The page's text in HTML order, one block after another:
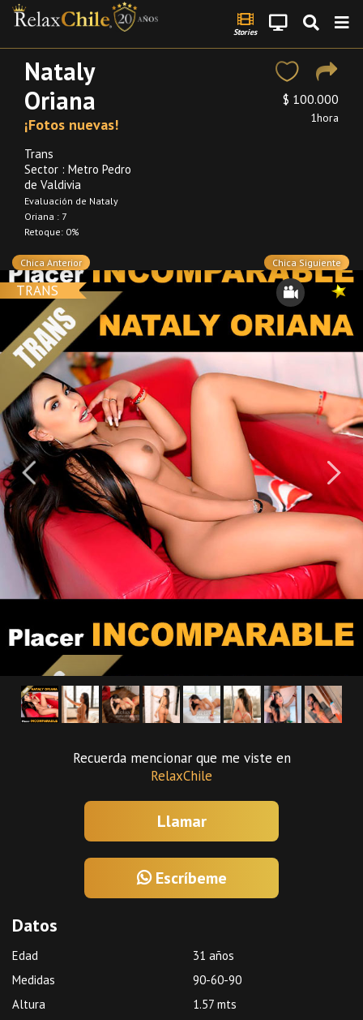
Stories
Nataly
Oriana
¡Fotos nuevas!
Trans
Sector : Metro Pedro
de Valdivia
Evaluación de Nataly
Oriana : 7
Retoque: 0%
$ 100.000
1hora
Chica Anterior Chica Siguiente
TRANS
Recuerda mencionar que me viste en
RelaxChile
Llamar
Escríbeme
Datos
Edad
Medidas
Altura
31 años
90-60-90
1.57 mts